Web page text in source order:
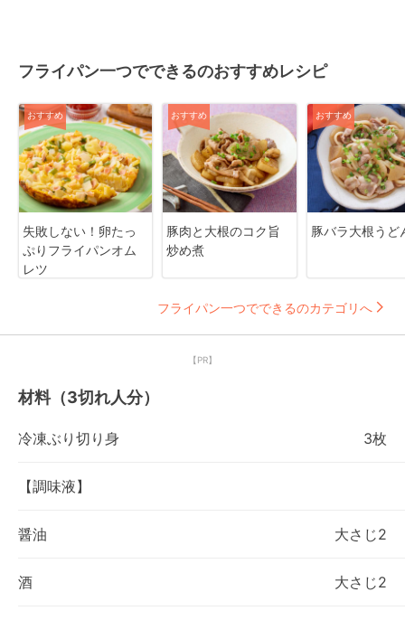
フライパン一つでできるのおすすめレシピ
おすすめ
失敗しない！卵たっ
ぷりフライパンオム
レツ
おすすめ
豚肉と大根のコク旨
炒め煮
おすすめ
豚バラ大根うど
フライパン一つでできるのカテゴリへ
【PR】
材料（3切れ人分）
冷凍ぶり切り身 3枚
【調味液】
醤油 大さじ2
酒 大さじ2